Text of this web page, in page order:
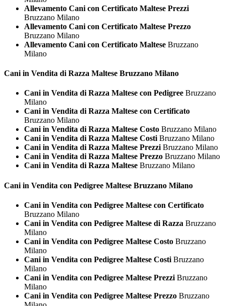
Allevamento Cani con Certificato Maltese Prezzi
Bruzzano Milano
Allevamento Cani con Certificato Maltese Prezzo
Bruzzano Milano
Allevamento Cani con Certificato Maltese Bruzzano
Milano
Cani in Vendita di Razza Maltese Bruzzano Milano
Cani in Vendita di Razza Maltese con Pedigree Bruzzano
Milano
Cani in Vendita di Razza Maltese con Certificato
Bruzzano Milano
Cani in Vendita di Razza Maltese Costo Bruzzano Milano
Cani in Vendita di Razza Maltese CostiBruzzano Milano
Cani in Vendita di Razza Maltese PrezziBruzzano Milano
Cani in Vendita di Razza Maltese Prezzo Bruzzano Milano
Cani in Vendita di Razza Maltese Bruzzano Milano
Cani in Vendita con Pedigree Maltese Bruzzano Milano
Cani in Vendita con Pedigree Maltese con Certificato
Bruzzano Milano
Cani in Vendita con Pedigree Maltese di Razza Bruzzano
Milano
Cani in Vendita con Pedigree Maltese Costo Bruzzano
Milano
Cani in Vendita con Pedigree Maltese Costi Bruzzano
Milano
Cani in Vendita con Pedigree Maltese Prezzi Bruzzano
Milano
Cani in Vendita con Pedigree Maltese Prezzo Bruzzano